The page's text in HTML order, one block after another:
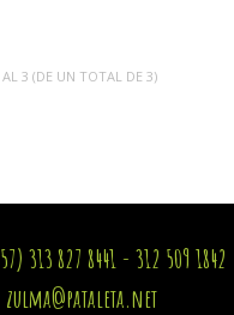
3 (DE UN TOTAL DE 3)
313 827 8441 - 312 509 1842
zulma@pataleta.net